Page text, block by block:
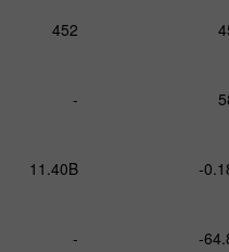
452
-
11.40B -
- -